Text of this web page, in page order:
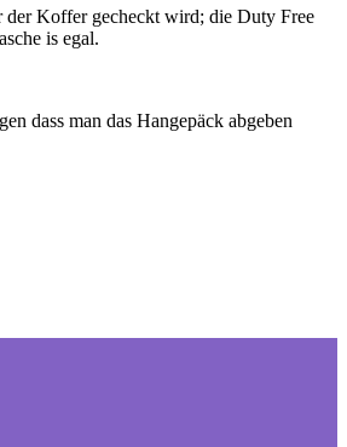
der Koffer gecheckt wird; die Duty Free
is egal.
dass man das Hangepäck abgeben